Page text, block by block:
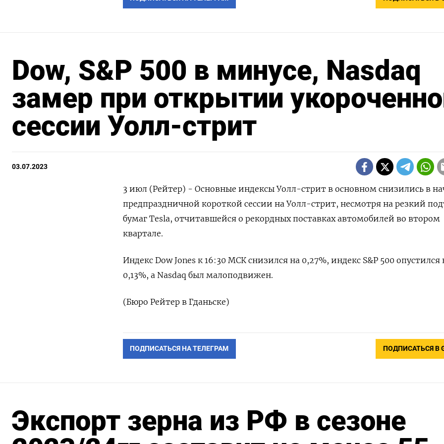
Dow, S&P 500 в минусе, Nasdaq
замер при открытии
сессии Уолл-стрит
03.07.2023
3 июл (Рейтер) - Основные индексы Уолл-стрит в основном снизились в
предпраздничной короткой сессии на Уолл-стрит, несмотря на резкий
бумаг Tesla, отчитавшейся о рекордных поставках автомобилей во втором
квартале.
Индекс Dow Jones к 16:30 МСК снизился на 0,27%, индекс S&P 500 опустился
0,13%, а Nasdaq был малоподвижен.
(Бюро Рейтер в Гданьске)
ПОДПИСАТЬСЯ НА ТЕЛЕГРАМ ПОДПИСАТЬСЯ В
Экспорт зерна из РФ в сезоне